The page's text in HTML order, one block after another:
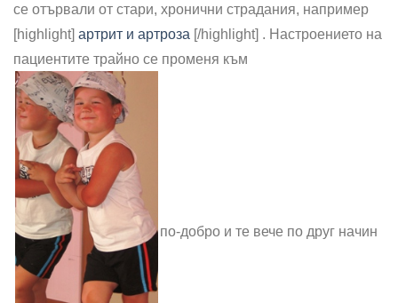
се отървали от стари, хронични страдания, например
[highlight] артрит и артроза [/highlight] . Настроението на
пациентите трайно се променя към
по-добро и те вече по друг начин